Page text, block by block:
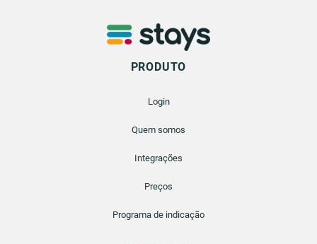
PRODUTO
Login
Quem somos
Integrações
Preços
Programa de indicação